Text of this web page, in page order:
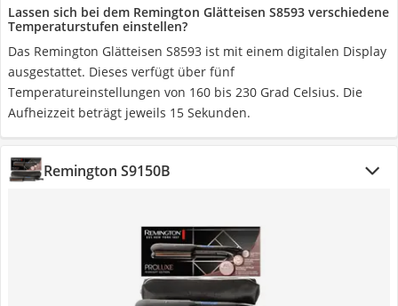
Lassen sich bei dem Remington Glätteisen S8593 verschiedene
Temperaturstufen einstellen?
Das Remington Glätteisen S8593 ist mit einem digitalen Display
ausgestattet. Dieses verfügt über fünf
Temperatureinstellungen von 160 bis 230 Grad Celsius. Die
Aufheizzeit beträgt jeweils 15 Sekunden.
Remington S9150B